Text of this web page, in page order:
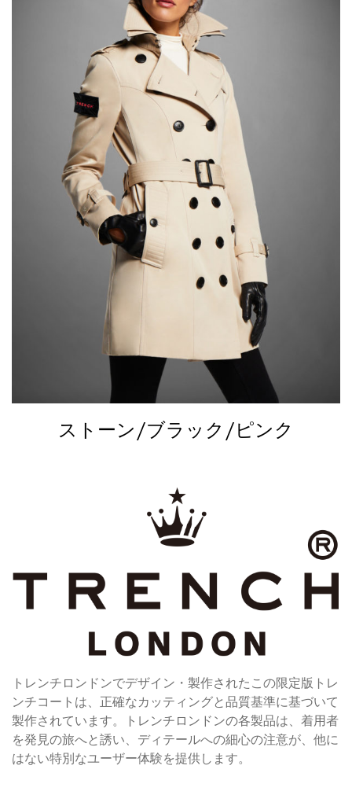
ストーン/ブラック/ピンク
トレンチロンドンでデザイン・製作されたこの限定版トレ
ンチコートは、正確なカッティングと品質基準に基づいて
製作されています。トレンチロンドンの各製品は、着用者
を発見の旅へと誘い、ディテールへの細心の注意が、他に
はない特別なユーザー体験を提供します。